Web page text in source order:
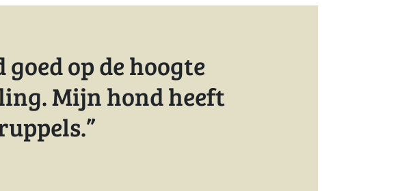
op de hoogte
Mijn hond heeft